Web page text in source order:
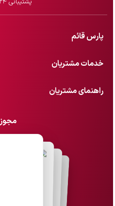
پارس قائم
خدمات مشتریان
راهنمای مشتریان